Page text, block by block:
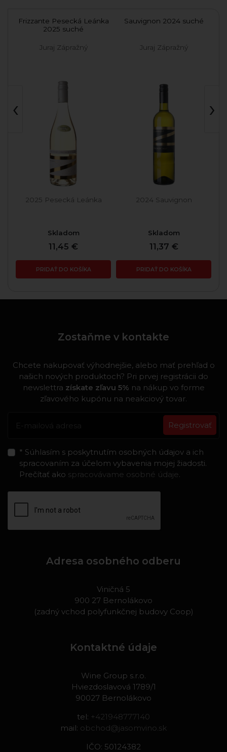
Frizzante Pesecká Leánka
2025 suché
Juraj Zápražný
2025 Pesecká Leánka
Skladom
11,45 €
PRIDAŤ DO KOŠÍKA
Sauvignon 2024 suché
Juraj Zápražný
2024 Sauvignon
Skladom
11,37 €
PRIDAŤ DO KOŠÍKA
‹ ›
Zostaňme v kontakte
Chcete nakupovať výhodnejšie, alebo mať prehľad o
našich nových produktoch? Pri prvej registrácii do
newslettra získate zľavu 5% na nákup vo forme
zľavového kupónu na neakciový tovar.
Registrovať
* Súhlasím s poskytnutím osobných údajov a ich
spracovaním za účelom vybavenia mojej žiadosti.
Prečítať ako spracovávame osobné údaje.
Adresa osobného odberu
Viničná 5
900 27 Bernolákovo
(zadný vchod polyfunkčnej budovy Coop)
Kontaktné údaje
Wine Group s.r.o.
Hviezdoslavová 1789/1
90027 Bernolákovo
tel: +421948777140
mail: obchod@jasomvino.sk
IČO: 50124382